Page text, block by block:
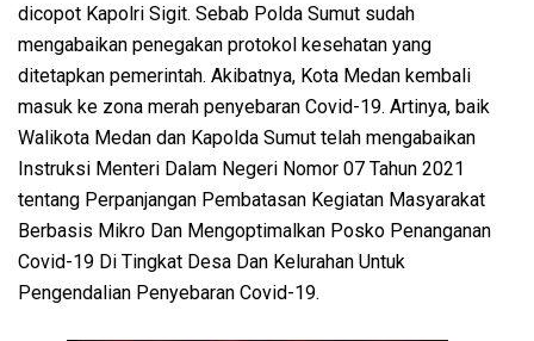
dicopot Kapolri Sigit. Sebab Polda Sumut sudah
mengabaikan penegakan protokol kesehatan yang
ditetapkan pemerintah. Akibatnya, Kota Medan kembali
masuk ke zona merah penyebaran Covid-19. Artinya, baik
Walikota Medan dan Kapolda Sumut telah mengabaikan
Instruksi Menteri Dalam Negeri Nomor 07 Tahun 2021
tentang Perpanjangan Pembatasan Kegiatan Masyarakat
Berbasis Mikro Dan Mengoptimalkan Posko Penanganan
Covid-19 Di Tingkat Desa Dan Kelurahan Untuk
Pengendalian Penyebaran Covid-19.